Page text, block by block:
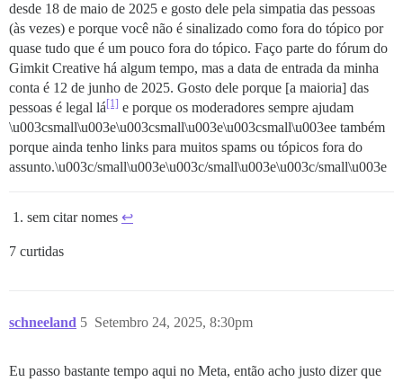
desde 18 de maio de 2025 e gosto dele pela simpatia das pessoas
(às vezes) e porque você não é sinalizado como fora do tópico por
quase tudo que é um pouco fora do tópico. Faço parte do fórum do
Gimkit Creative há algum tempo, mas a data de entrada da minha
conta é 12 de junho de 2025. Gosto dele porque [a maioria] das
pessoas é legal lá [1] e porque os moderadores sempre ajudam
\u003csmall\u003e\u003csmall\u003e\u003csmall\u003ee também
porque ainda tenho links para muitos spams ou tópicos fora do
assunto.\u003c/small\u003e\u003c/small\u003e\u003c/small\u003e
sem citar nomes ↩︎
7 curtidas
schneeland Setembro 24, 2025, 8:30pm
5
Eu passo bastante tempo aqui no Meta, então acho justo dizer que